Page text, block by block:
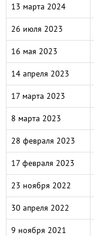
13 марта 2024
26 июля 2023
16 мая 2023
14 апреля 2023
17 марта 2023
8 марта 2023
28 февраля 2023
17 февраля 2023
23 ноября 2022
30 апреля 2022
9 ноября 2021